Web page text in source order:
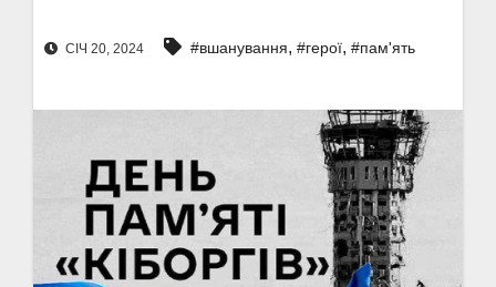
СІЧ 20, 2024 #вшанування, #герої, #пам'ять